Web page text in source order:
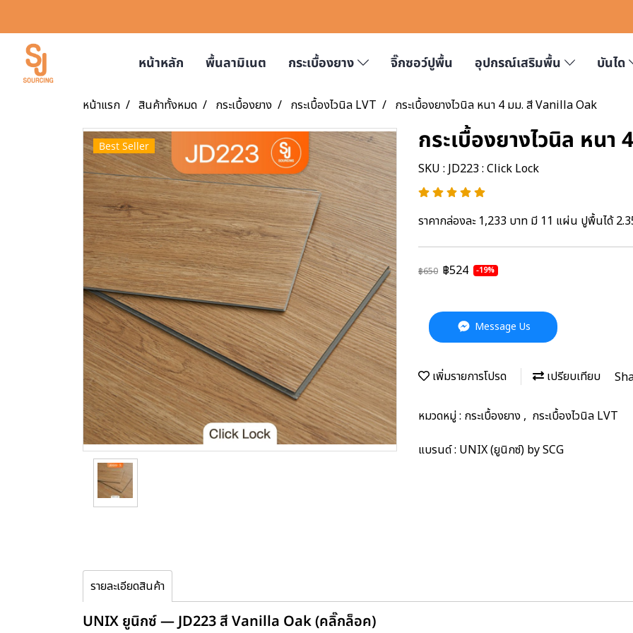
หน้าหลัก พื้นลามิเนต กระเบื้องยาง จิ๊กซอว์ปูพื้น อุปกรณ์เสริมพื้น บันได
หน้าแรก สินค้าทั้งหมด กระเบื้องยาง กระเบื้องไวนิล LVT กระเบื้องยางไวนิล หนา 4 มม. สี Vanilla Oak
Best Seller กระเบื้องยางไวนิล หน
SKU : JD223 : Click Lock
ราคากล่องละ 1,233 บาท มี 11 แผ่น ปูพื้นได้
฿650 ฿524 -19%
Message Us
เพิ่มรายการโปรด เปรียบเทียบ
หมวดหมู่ : กระเบื้องยาง, กระเบื้องไวนิล LVT
แบรนด์ : UNIX (ยูนิกซ์) by SCG
รายละเอียดสินค้า
UNIX ยูนิกซ์ — JD223 สี Vanilla Oak (คลิ๊กล็อค)